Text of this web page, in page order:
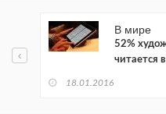
В мире
52%
читается
18.01.2016